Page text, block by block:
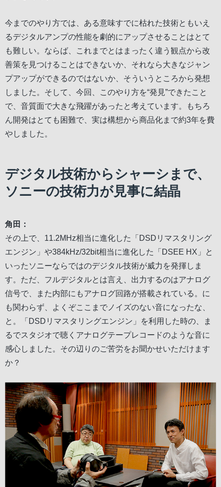
今までのやり方では、ある意味すでに枯れた技術ともいえ
るデジタルアンプの性能を劇的にアップさせることはとて
も難しい。ならば、これまでとはまったく違う観点から改
善策を見つけることはできないか、それなら大きなジャン
プアップができるのではないか、そういうところから発想
しました。そして、今回、このやり方を“発見”できたこと
で、音質面で大きな飛躍があったと考えています。もちろ
ん開発はとても困難で、実は構想から商品化まで約3年を費
やしました。
デジタル技術からシャーシまで、
ソニーの技術力が見事に結晶
角田：
その上で、11.2MHz相当に進化した「DSDリマスタリング
エンジン」や384kHz/32bit相当に進化した「DSEE HX」と
いったソニーならではのデジタル技術が威力を発揮しま
す。ただ、フルデジタルとは言え、出力するのはアナログ
信号で、また内部にもアナログ回路が搭載されている。に
も関わらず、よくぞここまでノイズのない音になったな、
と。「DSDリマスタリングエンジン」を利用した時の、ま
るでスタジオで聴くアナログテープレコードのような音に
感心しました。その辺りのご苦労をお聞かせいただけます
か？